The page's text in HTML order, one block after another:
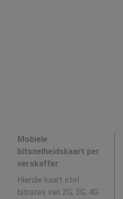
Mobiele
bitsnelheidskaart per
verskaffer
Hierdie kaart stel
bitrates van 2G, 3G, 4G